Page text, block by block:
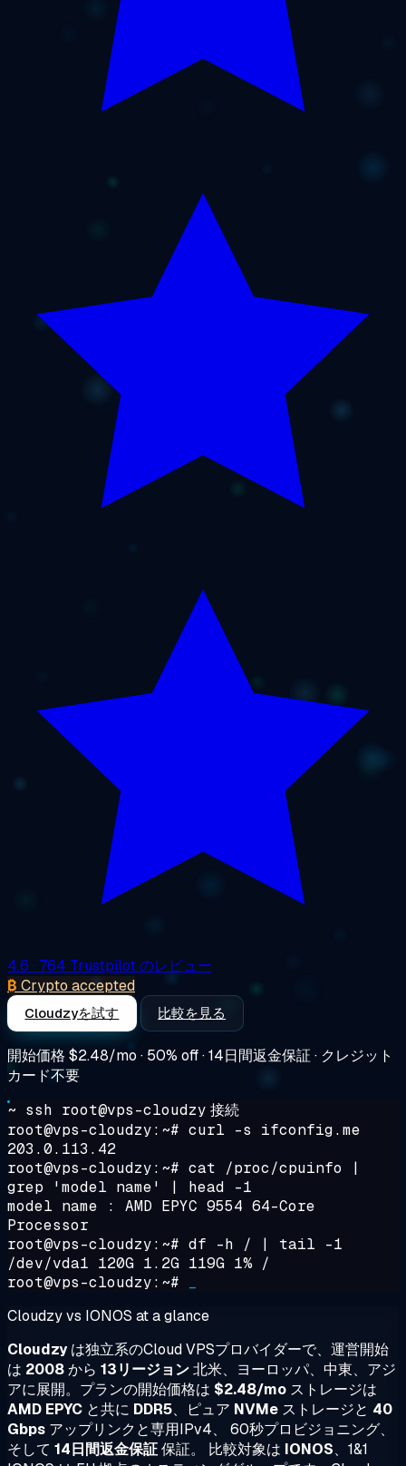
4.6 · 764 Trustpilot のレビュー
₿ Crypto accepted
Cloudzyを試す 比較を見る
開始価格 $2.48/mo · 50% off · 14日間返金保証 · クレジット
カード不要
~ ssh root@vps-cloudzy 接続
root@vps-cloudzy:~# curl -s ifconfig.me
203.0.113.42
root@vps-cloudzy:~# cat /proc/cpuinfo |
grep 'model name' | head -1
model name : AMD EPYC 9554 64-Core
Processor
root@vps-cloudzy:~# df -h / | tail -1
/dev/vda1 120G 1.2G 119G 1% /
root@vps-cloudzy:~#
Cloudzy vs IONOS at a glance
Cloudzyは独立系のCloud VPSプロバイダーで、運営開始
は 2008から 13リージョン北米、ヨーロッパ、中東、アジ
アに展開。プランの開始価格は $2.48/mo ストレージは
AMD EPYC と共に DDR5、ピュア NVMe ストレージと 40
Gbps アップリンクと専用IPv4、 60秒プロビジョニング、
そして 14日間返金保証保証。 比較対象は IONOS、1&1